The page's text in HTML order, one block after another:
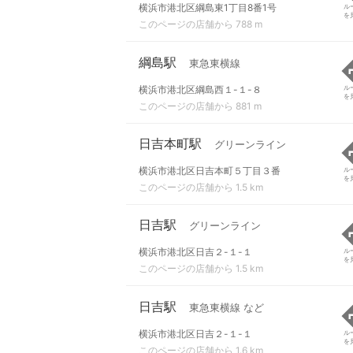
横浜市港北区綱島東1丁目8番1号
このページの店舗から 788 m
ル
を
綱島駅 東急東横線
横浜市港北区綱島西１-１-８
このページの店舗から 881 m
ル
を
日吉本町駅 グリーンライン
横浜市港北区日吉本町５丁目３番
このページの店舗から 1.5 km
ル
を
日吉駅 グリーンライン
横浜市港北区日吉２-１-１
このページの店舗から 1.5 km
ル
を
日吉駅 東急東横線 など
横浜市港北区日吉２-１-１
このページの店舗から 1.6 km
ル
を